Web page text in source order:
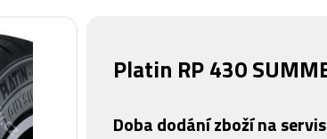
Platin RP 430
Doba dodání zboží na